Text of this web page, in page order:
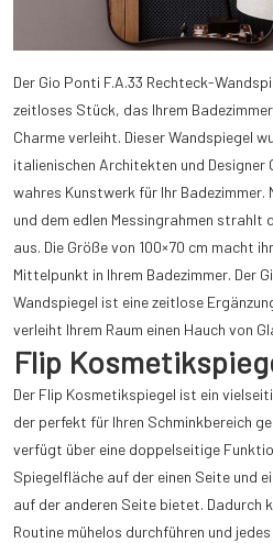
Der Gio Ponti F.A.33 Rechteck-
zeitloses Stück, das Ihrem
Charme verleiht. Dieser Wandspiegel
italienischen Architekten und Designer
wahres Kunstwerk für Ihr Badezimmer.
und dem edlen Messingrahmen strahlt
aus. Die Größe von 100×70 cm macht
Mittelpunkt in Ihrem Badezimmer. Der
Wandspiegel ist eine zeitlose
verleiht Ihrem Raum einen Hauch von
Flip
Der Flip Kosmetikspiegel ist ein
der perfekt für Ihren Schminkbereich
verfügt über eine doppelseitige
Spiegelfläche auf der einen Seite und
auf der anderen Seite bietet. Dadurch
Routine mühelos durchführen und